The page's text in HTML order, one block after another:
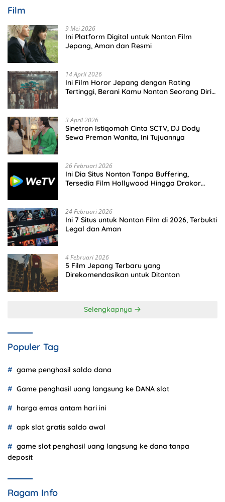
Film
9 Mei 2026
Ini Platform Digital untuk Nonton Film
Jepang, Aman dan Resmi
14 April 2026
Ini Film Horor Jepang dengan Rating
Tertinggi, Berani Kamu Nonton Seorang Diri
3 April 2026
Sinetron Istiqomah Cinta SCTV, DJ Dody
Sewa Preman Wanita, Ini Tujuannya
26 Februari 2026
Ini Dia Situs Nonton Tanpa Buffering,
Tersedia Film Hollywood Hingga Drakor
24 Februari 2026
Ini 7 Situs untuk Nonton Film di 2026, Terbukti
Legal dan Aman
4 Februari 2026
5 Film Jepang Terbaru yang
Direkomendasikan untuk Ditonton
Selengkapnya
Populer Tag
game penghasil saldo dana
Game penghasil uang langsung ke DANA slot
harga emas antam hari ini
apk slot gratis saldo awal
game slot penghasil uang langsung ke dana tanpa
deposit
Ragam Info